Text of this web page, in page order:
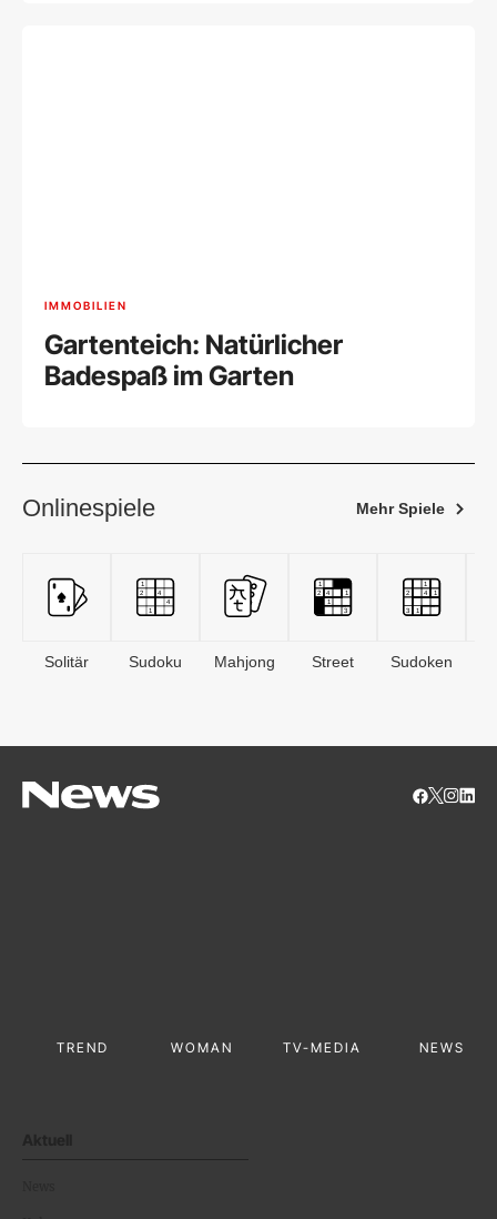
IMMOBILIEN
Gartenteich: Natürlicher
Badespaß im Garten
Onlinespiele Mehr Spiele
Solitär Sudoku Mahjong Street Sudoken
TREND WOMAN TV-MEDIA NEWS